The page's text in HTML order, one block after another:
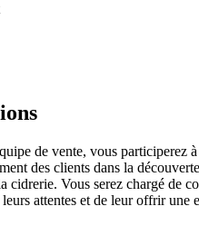
de vente, vous participerez
des clients dans la
cidrerie. Vous serez chargé de
attentes et de leur offrir une